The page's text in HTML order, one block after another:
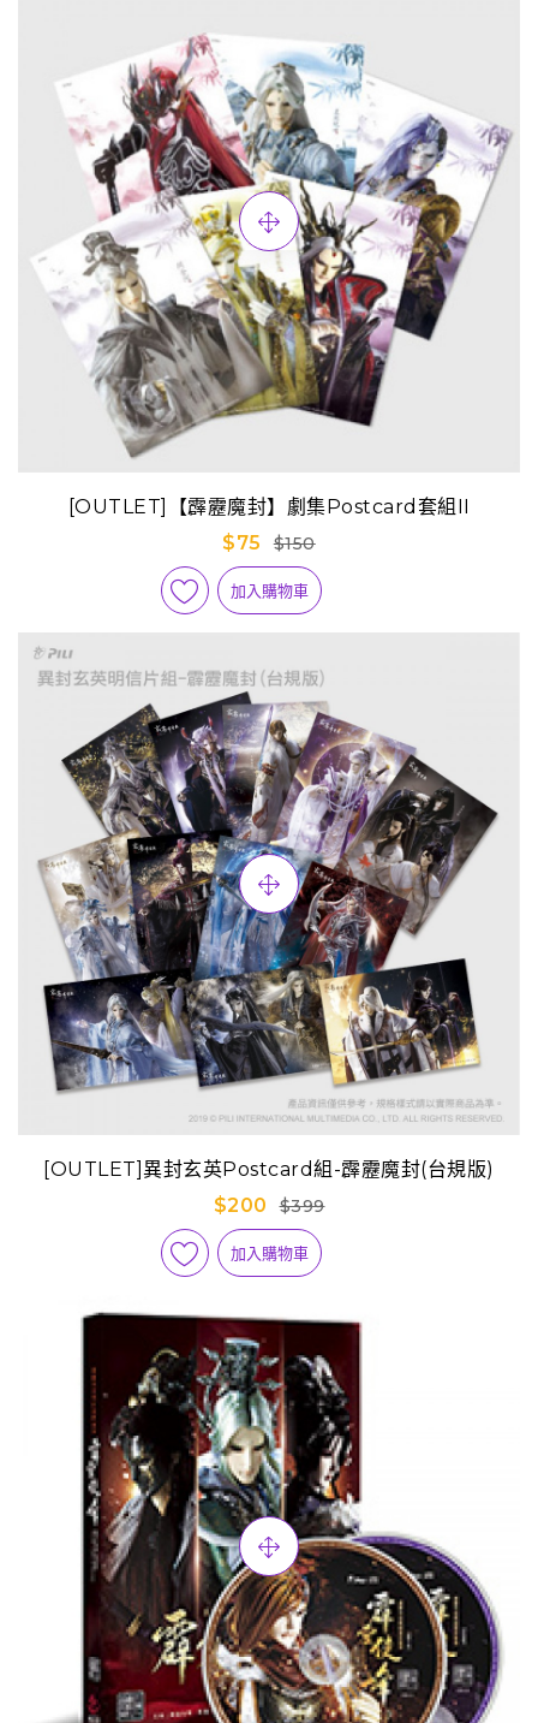
[OUTLET]【霹靂魔封】劇集Postcard套組II
$75
$150
加入購物車
[OUTLET]異封玄英Postcard組-霹靂魔封(台規版)
$200
$399
加入購物車